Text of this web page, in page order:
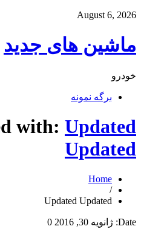
August 6, 2026
ماشین های جدید
خودرو
برگه نمونه
with: Updated
Updated
Home
/
Updated Updated
Date: ژانویه 30, 2016 0